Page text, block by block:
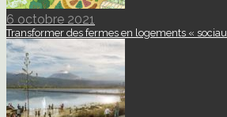
6 octobre 2021
Transformer des fermes en logements «